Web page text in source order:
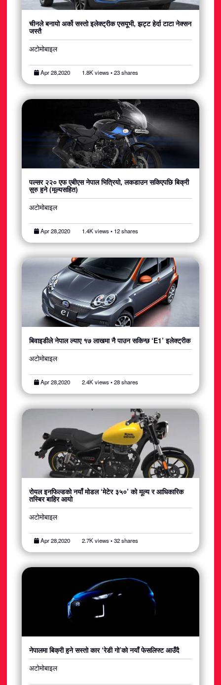
चीनले बनायो अर्को सस्तो इलेक्ट्रीक एसयूभी, झट्ट हेर्दा टाटा नेक्सन
जस्तै
अटोमोबाइल
Apr 28,2020 1.8K views • 23 shares
पल्सर २२० एफ एबीएस नेपाल भित्रियो, लकडाउन सकिएपछि बिक्री
सुरु हुने (मूल्यसहित)
अटोमोबाइल
Apr 28,2020 1.4K views • 12 shares
बिवाइडीले नेपाल ल्याए १७ लाखमा नै पाउन सकिन्छ ‘E1’ इलेक्ट्रीक
अटोमोबाइल
Apr 28,2020 2.4K views • 28 shares
रोयल इनफिल्डको नयाँ मोडल ‘मेटेर ३५०’ को मूल्य र आधिकारिक
तस्बिर बाहिर आयो
अटोमोबाइल
Apr 28,2020 2.7K views • 32 shares
नेपालमा बिक्री हुने सस्तो कार ‘रेडी गो’को नयाँ फेसलिफ्ट आउँदै
अटोमोबाइल